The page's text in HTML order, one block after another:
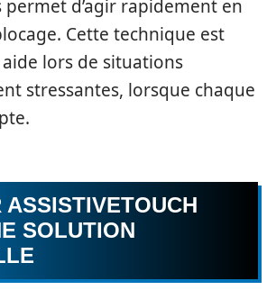
d’agir rapidement en
Cette technique est
aide lors de situations
stressantes, lorsque chaque
ASSISTIVETOUCH
SOLUTION